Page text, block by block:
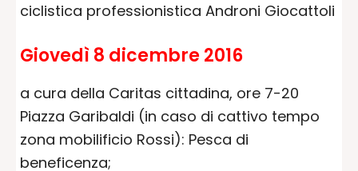
ciclistica professionistica Androni Giocattoli
Giovedì 8 dicembre 2016
a cura della Caritas cittadina, ore 7-20
Piazza Garibaldi (in caso di cattivo tempo
zona mobilificio Rossi): Pesca di
beneficenza;